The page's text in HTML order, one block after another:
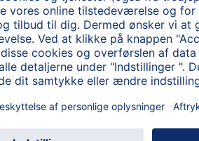
af vinderen.
varer eller til kontanter. Man
ansvaret for konkurrencebidrag
er ikke ansvarlig for
hos Arvid Nordquist HAB og
konkurrencer.